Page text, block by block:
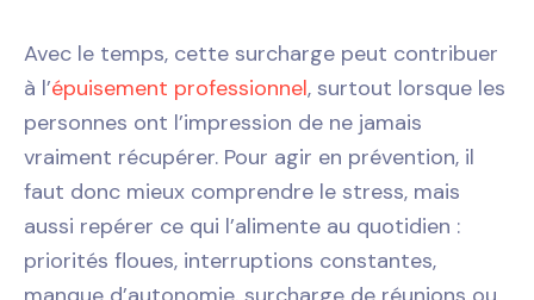
Avec le temps, cette surcharge peut contribuer
à l’épuisement professionnel, surtout lorsque les
personnes ont l’impression de ne jamais
vraiment récupérer. Pour agir en prévention, il
faut donc mieux comprendre le stress, mais
aussi repérer ce qui l’alimente au quotidien :
priorités floues, interruptions constantes,